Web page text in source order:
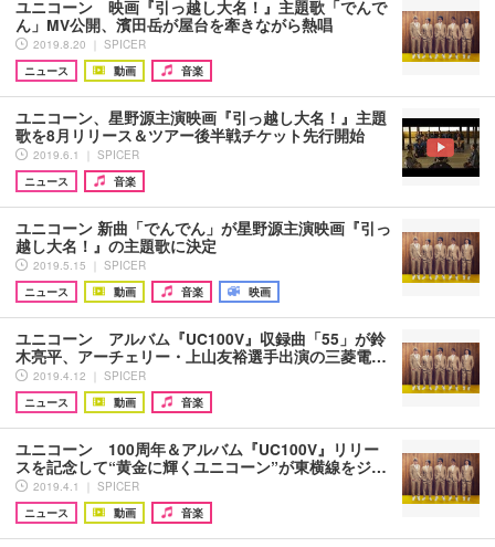
ユニコーン 映画『引っ越し大名！』主題歌「でんで
ん」MV公開、濱田岳が屋台を牽きながら熱唱
2019.8.20 ｜ SPICER
ニュース
動画 音楽
ユニコーン、星野源主演映画『引っ越し大名！』主題
歌を8月リリース＆ツアー後半戦チケット先行開始
2019.6.1 ｜ SPICER
ニュース
音楽
ユニコーン 新曲「でんでん」が星野源主演映画『引っ
越し大名！』の主題歌に決定
2019.5.15 ｜ SPICER
ニュース
動画 音楽 映画
ユニコーン アルバム『UC100V』収録曲「55」が鈴
木亮平、アーチェリー・上山友裕選手出演の三菱電…
2019.4.12 ｜ SPICER
ニュース
動画 音楽
ユニコーン 100周年＆アルバム『UC100V』リリー
スを記念して“黄金に輝くユニコーン”が東横線をジ…
2019.4.1 ｜ SPICER
ニュース
動画 音楽